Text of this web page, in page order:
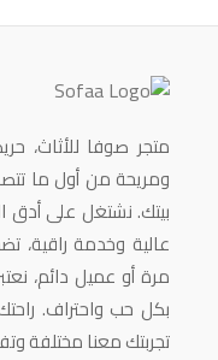
متجر صوفا للأثاث،
ومريحة من أول ما
بيتك. نشتغل على أدق
عالية وخدمة راقية،
مرة أو عميل دائم،
بكل حب واحتراف.
تجربتك معنا مختلفة